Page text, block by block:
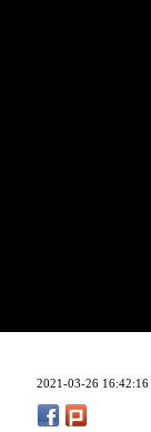
2021-03-26 16:42:16